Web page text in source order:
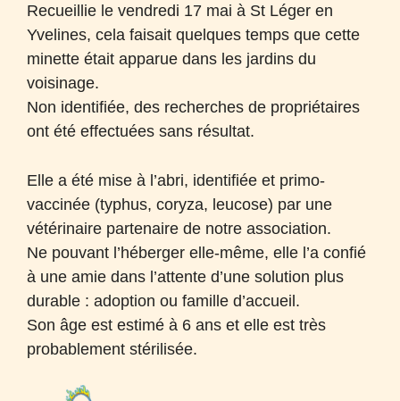
Recueillie le vendredi 17 mai à St Léger en
Yvelines, cela faisait quelques temps que cette
minette était apparue dans les jardins du
voisinage.
Non identifiée, des recherches de propriétaires
ont été effectuées sans résultat.
Elle a été mise à l’abri, identifiée et primo-
vaccinée (typhus, coryza, leucose) par une
vétérinaire partenaire de notre association.
Ne pouvant l’héberger elle-même, elle l’a confié
à une amie dans l’attente d’une solution plus
durable : adoption ou famille d’accueil.
Son âge est estimé à 6 ans et elle est très
probablement stérilisée.